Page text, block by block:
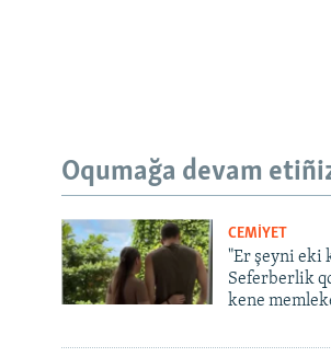
Oqumağa devam
CEMİYET
"Er şeyni eki
Seferberlik
kene